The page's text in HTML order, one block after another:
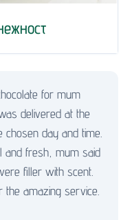
for mum
delivered at the
day and time.
and fresh, mum said
filler with scent.
amazing service.